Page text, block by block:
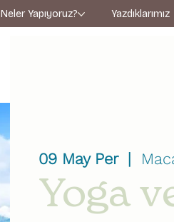
Neler Yapıyoruz? Yazdıklarımız
09 May Per
  |
Yoga